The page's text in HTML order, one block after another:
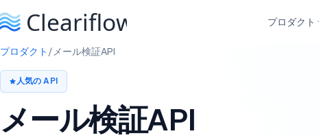
プロダクト
プロダクト / メール検証API
人気の API
メール検証API